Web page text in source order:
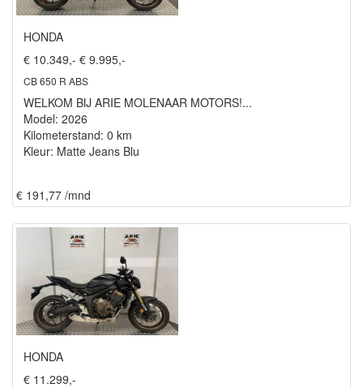
HONDA
€ 10.349,- € 9.995,-
CB 650 R ABS
WELKOM BIJ ARIE MOLENAAR MOTORS!...
Model: 2026
Kilometerstand: 0 km
Kleur: Matte Jeans Blu
€ 191,77 /mnd
HONDA
€ 11.299,-